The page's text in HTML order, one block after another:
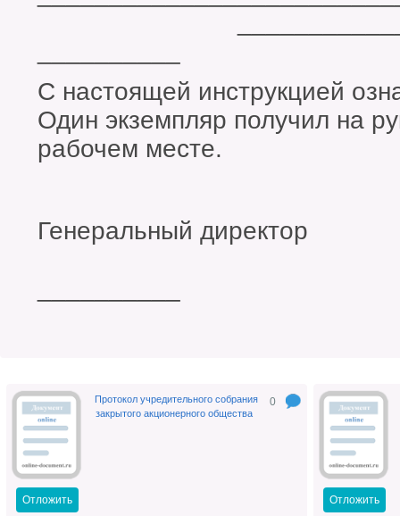
С настоящей инструкцией
Один экземпляр получил на
рабочем месте.
Генеральный
0
Протокол учредительного собрания
закрытого акционерного общества
Отложить Отложить